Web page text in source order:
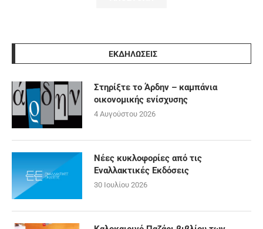
ΕΚΔΗΛΩΣΕΙΣ
Στηρίξτε το Άρδην – καμπάνια
οικονομικής ενίσχυσης
4 Αυγούστου 2026
Νέες κυκλοφορίες από τις
Εναλλακτικές Εκδόσεις
30 Ιουλίου 2026